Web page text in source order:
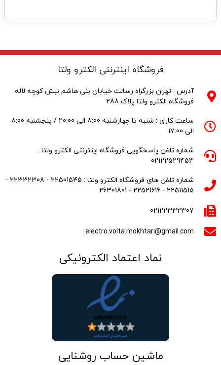
فروشگاه اینترنتی الکترو ولتا
آدرس : تهران بزرگراه رسالت خیابان بنی هاشم نبش کوچه لاله
فروشگاه الکترو ولتا پلاک 288
ساعت کاری : شنبه تا چهارشنبه 8:00 الی 20:00 / پنجشنبه 8:00
الی 17:00
شماره تلفن پاسخگویی فروشگاه اینترنتی الکترو ولتا :
02122529453
شماره تلفن های فروشگاه الکترو ولتا : 22501545 - 22332308 -
22511515 - 22521616 - 26301801
02122332307
electro.volta.mokhtari@gmail.com
نماد اعتماد الکترونیکی
ماشین حساب روشنایی